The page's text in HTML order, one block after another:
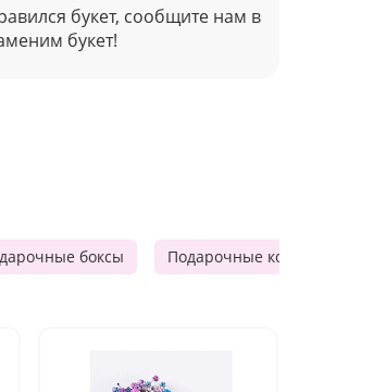
букет, сообщите нам в
букет!
боксы Подарочные корзины